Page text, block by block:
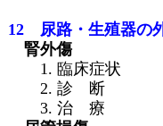
12 尿路・生殖器の
腎外傷
1. 臨床症状
2. 診 断
3. 治 療